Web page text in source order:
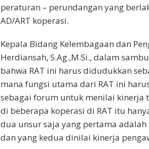
peraturan – perundangan yang
AD/ART koperasi.
Kepala Bidang Kelembagaan dan
Herdiansah, S.Ag.,M.Si., dalam
bahwa RAT ini harus didudukkan
mana fungsi utama dari RAT ini
sebagai forum untuk menilai kinerja
di beberapa koperasi di RAT itu
dua unsur saja yang pertama
dan yang kedua dinilai kinerja